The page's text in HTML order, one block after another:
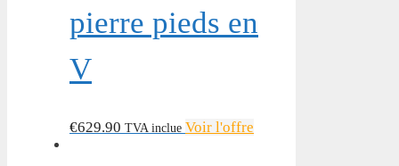
pierre pieds en
V
€629.90 TVA inclue Voir l'offre